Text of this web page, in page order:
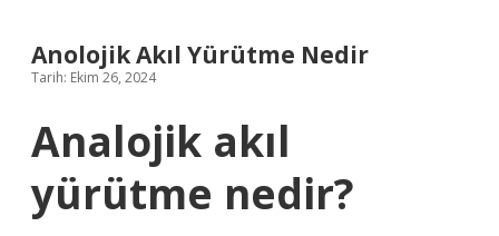
Anolojik Akıl Yürütme Nedir
Tarih: Ekim 26, 2024
Analojik akıl
yürütme nedir?